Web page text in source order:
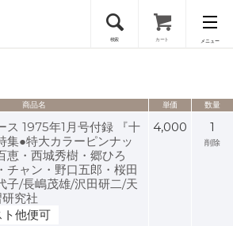
検索 カート メニュー
商品名 単価 数量
ス 1975年1月号付録 『十
集●特大カラーピンナッ
恵・西城秀樹・郷ひろ
チャン・野口五郎・桜田
子/長嶋茂雄/沢田研二/天
究社
ト他便可
4,000 1
削除